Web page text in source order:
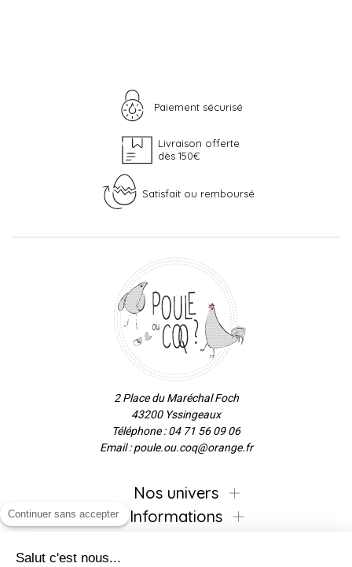
Paiement sécurisé
Livraison offerte
dès 150€
Satisfait ou remboursé
2 Place du Maréchal Foch
43200 Yssingeaux
Téléphone : 04 71 56 09 06
Email : poule.ou.coq@orange.fr
Nos univers
Informations
Continuer sans accepter
Salut c'est nous...